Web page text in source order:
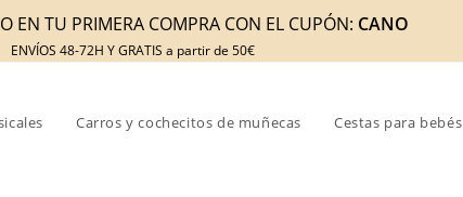
EN TU PRIMERA COMPRA CON EL CUPÓN: CANO
ENVÍOS 48-72H Y GRATIS a partir de 50€
Carros y cochecitos de muñecas Cestas para bebés